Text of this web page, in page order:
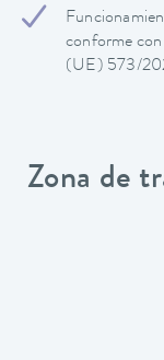
conforme con
(UE) 573/
Zona de